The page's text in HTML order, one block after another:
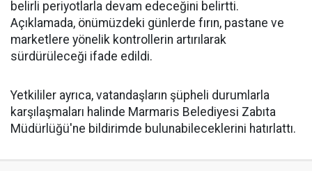
belirli periyotlarla devam edeceğini belirtti.
Açıklamada, önümüzdeki günlerde fırın, pastane ve
marketlere yönelik kontrollerin artırılarak
sürdürüleceği ifade edildi.
Yetkililer ayrıca, vatandaşların şüpheli durumlarla
karşılaşmaları halinde Marmaris Belediyesi Zabıta
Müdürlüğü'ne bildirimde bulunabileceklerini hatırlattı.